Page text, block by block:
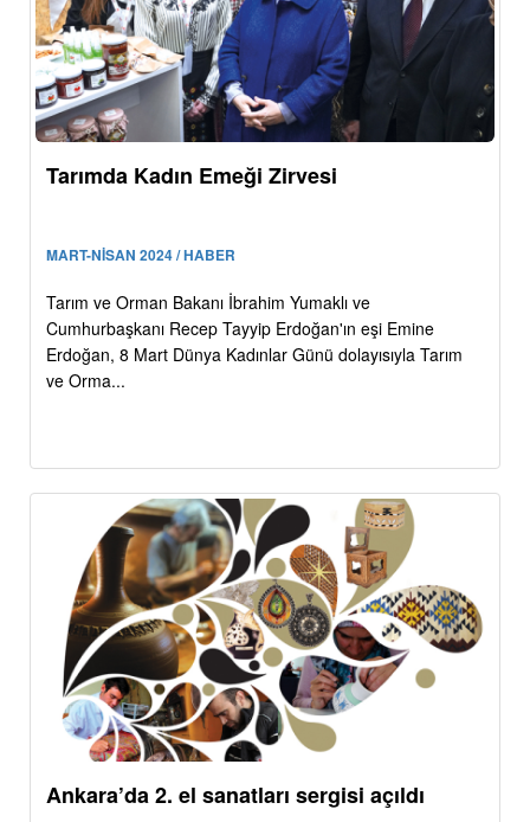
Tarımda Kadın Emeği Zirvesi
MART-NİSAN 2024 / HABER
Tarım ve Orman Bakanı İbrahim Yumaklı ve
Cumhurbaşkanı Recep Tayyip Erdoğan'ın eşi Emine
Erdoğan, 8 Mart Dünya Kadınlar Günü dolayısıyla Tarım
ve Orma...
Ankara’da 2. el sanatları sergisi açıldı